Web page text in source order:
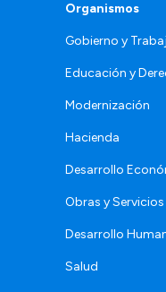
Organismos
Gobierno y
Educación y
Modernización
Hacienda
Desarrollo
Obras y
Desarrollo
Salud